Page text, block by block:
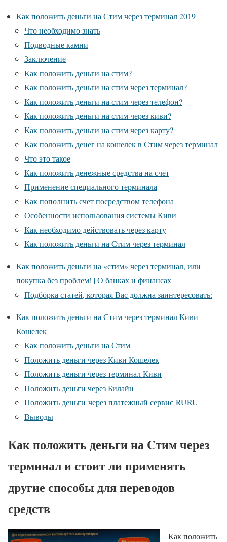
Как положить деньги на Стим через терминал 2019
Что необходимо знать
Подводные камни
Заключение
Как положить деньги на стим?
Как положить деньги на стим через терминал?
Как положить деньги на стим через телефон?
Как положить деньги на стим через киви?
Как положить деньги на стим через карту?
Как положить денег на кошелек в Стим через терминал
Что это такое
Как положить денежные средства на счет
Применение специального терминала
Как пополнить счет посредством телефона
Особенности использования системы Киви
Как необходимо действовать через карту
Как положить деньги на Стим через терминал
Как положить деньги на «стим» через терминал, или
покупка без проблем! | О банках и финансах
Подборка статей, которая Вас должна заинтересовать:
Как положить деньги на Стим через терминал Киви
Кошелек
Как положить деньги на Стим
Положить деньги через Киви Кошелек
Положить деньги через терминал Киви
Положить деньги через Билайн
Положить деньги через платежный сервис RURU
Выводы
Как положить деньги на Cтим через
терминал и стоит ли применять
другие способы для переводов
средств
Как положить